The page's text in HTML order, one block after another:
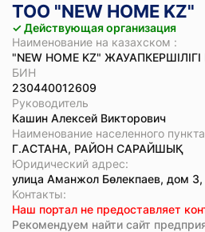
ТОО "NEW HOME KZ"
✓ Действующая организация
Наименование на казахском :
"NEW HOME KZ" ЖАУАПКЕРШІЛІГІ
БИН
230440012609
Руководитель
Кашин Алексей Викторович
Наименование населенного
Г.АСТАНА, РАЙОН САРАЙШЫҚ
Юридический адрес:
улица Аманжол Бөлекпаев, дом 3,
Koнтaкты:
Наш портал не предоставляет
Рекомендуем найти сайт